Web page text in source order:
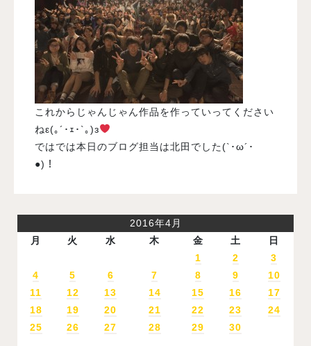
これからじゃんじゃん作品を作っていってください
ねε(｡´･ｪ･`｡)з
ではでは本日のブログ担当は北田でした(`･ω´･
●)！
2016年4月
月
火 水 木 金 土 日
1 2
3
4
5 6 7 8 9
10
11
12 13 14 15 16
17
18
19 20 21 22 23
24
25
26 27 28 29 30